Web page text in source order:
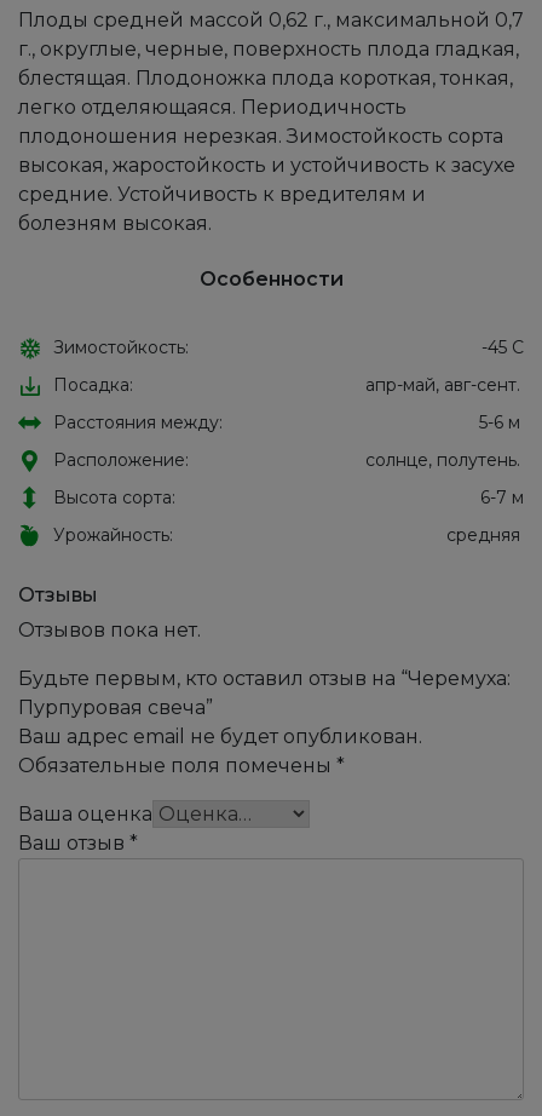
Плоды средней массой 0,62 г., максимальной 0,7
г., округлые, черные, поверхность плода гладкая,
блестящая. Плодоножка плода короткая, тонкая,
легко отделяющаяся. Периодичность
плодоношения нерезкая. Зимостойкость сорта
высокая, жаростойкость и устойчивость к засухе
средние. Устойчивость к вредителям и
болезням высокая.
Особенности
Зимостойкость:
-45 С
Посадка:
апр-май, авг-сент.
Расстояния между:
5-6 м
Расположение:
солнце, полутень.
Высота сорта:
6-7 м
Урожайность:
средняя
Отзывы
Отзывов пока нет.
Будьте первым, кто оставил отзыв на “Черемуха:
Пурпуровая свеча”
Ваш адрес email не будет опубликован.
Обязательные поля помечены *
Ваша оценка
Ваш отзыв *